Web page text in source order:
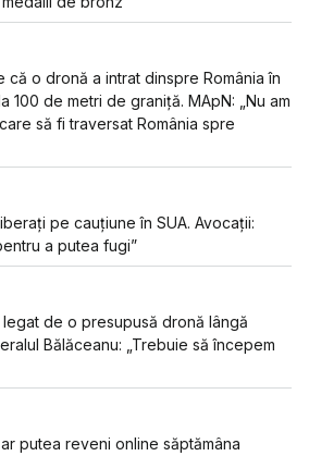
că o dronă a intrat dinspre România în
100 de metri de graniță. MApN: „Nu am
să fi traversat România spre
pe cauțiune în SUA. Avocații:
a putea fugi”
de o presupusă dronă lângă
Bălăceanu: „Trebuie să începem
putea reveni online săptămâna